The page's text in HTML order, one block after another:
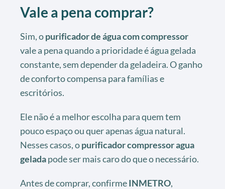
Vale a pena comprar?
Sim, opurificador de água com compressor
vale a pena quando a prioridade é água gelada
constante, sem depender da geladeira. O ganho
de conforto compensa para famílias e
escritórios.
Ele não é a melhor escolha para quem tem
pouco espaço ou quer apenas água natural.
Nesses casos, opurificador compressor agua
geladapode ser mais caro do que o necessário.
Antes de comprar, confirmeINMETRO,